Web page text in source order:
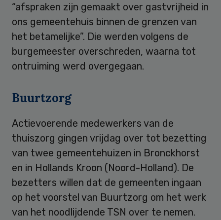
“afspraken zijn gemaakt over gastvrijheid in
ons gemeentehuis binnen de grenzen van
het betamelijke”. Die werden volgens de
burgemeester overschreden, waarna tot
ontruiming werd overgegaan.
Buurtzorg
Actievoerende medewerkers van de
thuiszorg gingen vrijdag over tot bezetting
van twee gemeentehuizen in Bronckhorst
en in Hollands Kroon (Noord-Holland). De
bezetters willen dat de gemeenten ingaan
op het voorstel van Buurtzorg om het werk
van het noodlijdende TSN over te nemen.